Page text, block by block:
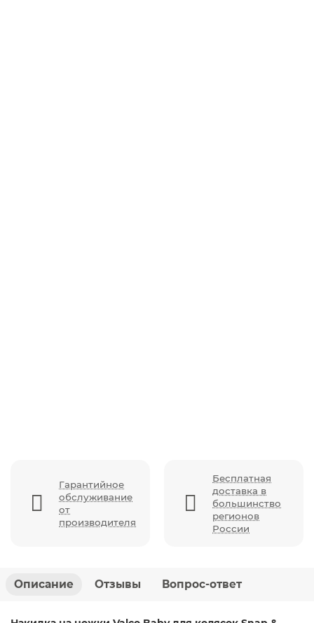
Гарантийное
обслуживание
от
производителя
Бесплатная
доставка в
большинство
регионов
России
Описание Отзывы Вопрос-ответ